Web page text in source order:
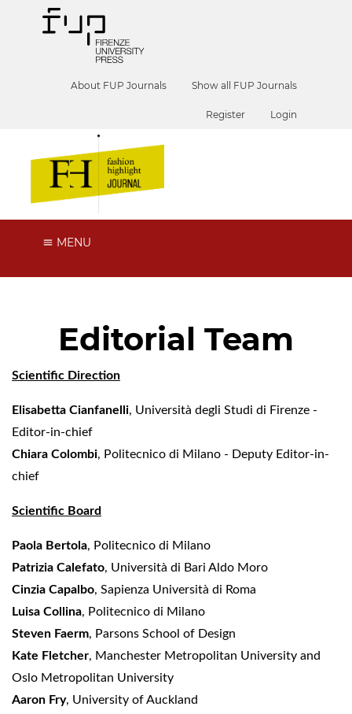
About FUP Journals Show all FUP Journals
Register Login
MENU
Editorial Team
Scientific Direction
Elisabetta Cianfanelli, Università degli Studi di Firenze -
Editor-in-chief
Chiara Colombi, Politecnico di Milano - Deputy Editor-in-
chief
Scientific Board
Paola Bertola, Politecnico di Milano
Patrizia Calefato, Università di Bari Aldo Moro
Cinzia Capalbo, Sapienza Università di Roma
Luisa Collina, Politecnico di Milano
Steven Faerm, Parsons School of Design
Kate Fletcher, Manchester Metropolitan University and
Oslo Metropolitan University
Aaron Fry, University of Auckland